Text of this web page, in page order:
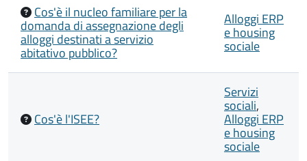
Cos'è il nucleo familiare per la
domanda di assegnazione degli
alloggi destinati a servizio
abitativo pubblico?
Alloggi ERP
e housing
sociale
Cos'è l'ISEE?
Servizi
sociali,
Alloggi ERP
e housing
sociale